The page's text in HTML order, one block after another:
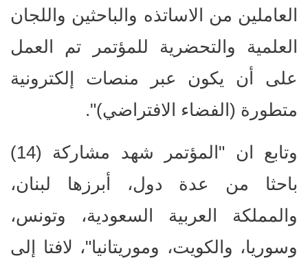
العاملين من الاساتذه والباحثين واللجان
العلمية والتحضرية للمؤتمر تم العمل
على أن يكون عبر منصات إلكترونية
متطورة (الفضاء الافتراضي)".
وتابع ان "المؤتمر شهد مشاركة (14)
باحثا من عدة دول، أبرزها لبنان،
والمملكة العربية السعودية، وتونس،
وسوريا، والكويت، وموريتانيا"، لافتا إلى